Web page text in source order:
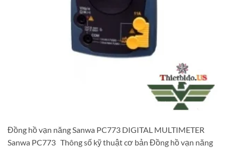
Đồng hồ vạn năng Sanwa PC773 DIGITAL MULTIMETER
Sanwa PC773 Thông số kỹ thuật cơ bản Đồng hồ vạn năng